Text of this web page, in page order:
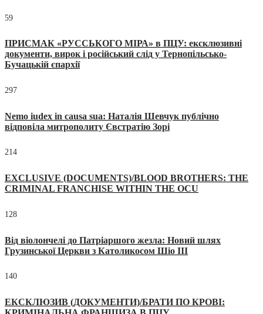
59
ПРИСМАК «РУССЬКОГО МІРА» в ПЦУ: ексклюзивні
документи, вирок і російський слід у Тернопільсько-
Бучацькій єпархії
297
Nemo iudex in causa sua: Наталія Шевчук публічно
відповіла митрополиту Євстратію Зорі
214
EXCLUSIVE (DOCUMENTS)/BLOOD BROTHERS: THE
CRIMINAL FRANCHISE WITHIN THE OCU
128
Від віолончелі до Патріаршого жезла: Новий шлях
Грузинської Церкви з Католикосом Шіо III
140
ЕКСКЛЮЗИВ (ДОКУМЕНТИ)/БРАТИ ПО КРОВІ: